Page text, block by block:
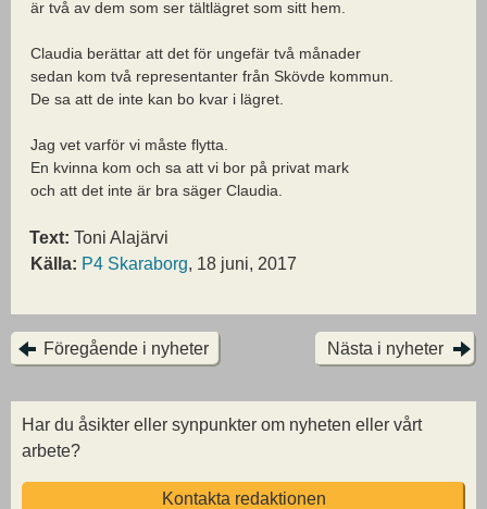
är två av dem som ser tältlägret som sitt hem.
Claudia berättar att det för ungefär två månader
sedan kom två representanter från Skövde kommun.
De sa att de inte kan bo kvar i lägret.
Jag vet varför vi måste flytta.
En kvinna kom och sa att vi bor på privat mark
och att det inte är bra säger Claudia.
Text: Toni Alajärvi
Källa: P4 Skaraborg, 18 juni, 2017
Föregående i nyheter Nästa i nyheter
Har du åsikter eller synpunkter om nyheten eller vårt
arbete?
Kontakta redaktionen